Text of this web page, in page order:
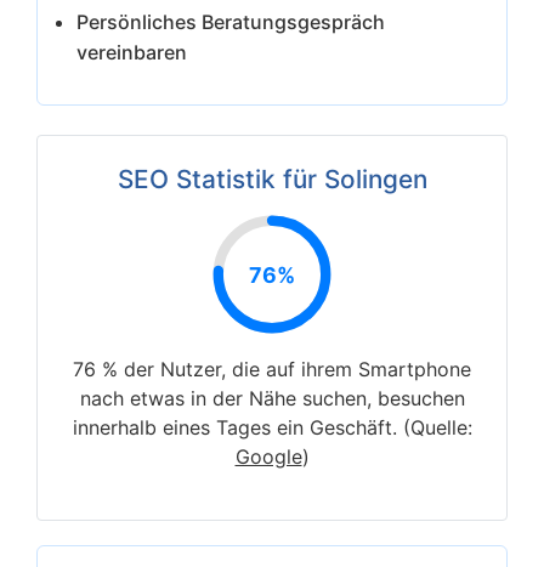
Persönliches Beratungsgespräch
vereinbaren
SEO Statistik für Solingen
76%
76 % der Nutzer, die auf ihrem Smartphone
nach etwas in der Nähe suchen, besuchen
innerhalb eines Tages ein Geschäft. (Quelle:
Google)